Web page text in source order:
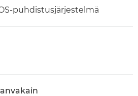
puhdistusjärjestelmä